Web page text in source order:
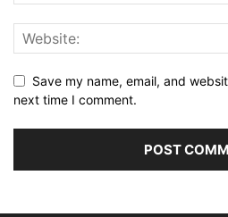
Save my name, email, and
next time I comment.